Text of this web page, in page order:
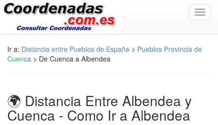
Ir a: Distancia entre Pueblos de España > Pueblos Provincia de
Cuenca > De Cuenca a Albendea
🌍 Distancia Entre Albendea y
Cuenca - Como Ir a Albendea